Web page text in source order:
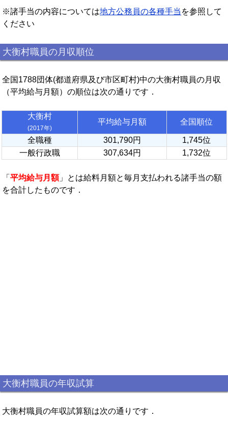
※諸手当の内容については地方公務員の各種手当 を参照して
ください
大衡村職員の月収順位
全国1788団体(都道府県及び市区町村)中の大衡村職員の月収
（平均給与月額）の順位は次の通りです．
大衡村
(2017年)
平均給与月額 全国順位
全職種 301,790円
1,745位
一般行政職
307,634円 1,732位
「 平均給与月額」とは給料月額と毎月支払われる諸手当の額
を合計したものです．
大衡村職員の年収試算
大衡村職員の年収試算額は次の通りです．